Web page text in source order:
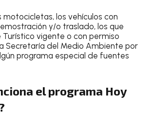
motocicletas, los vehículos con
y/o traslado, los que
Turístico vigente o con permiso
Secretaría del Medio Ambiente por
programa especial de fuentes
el programa Hoy